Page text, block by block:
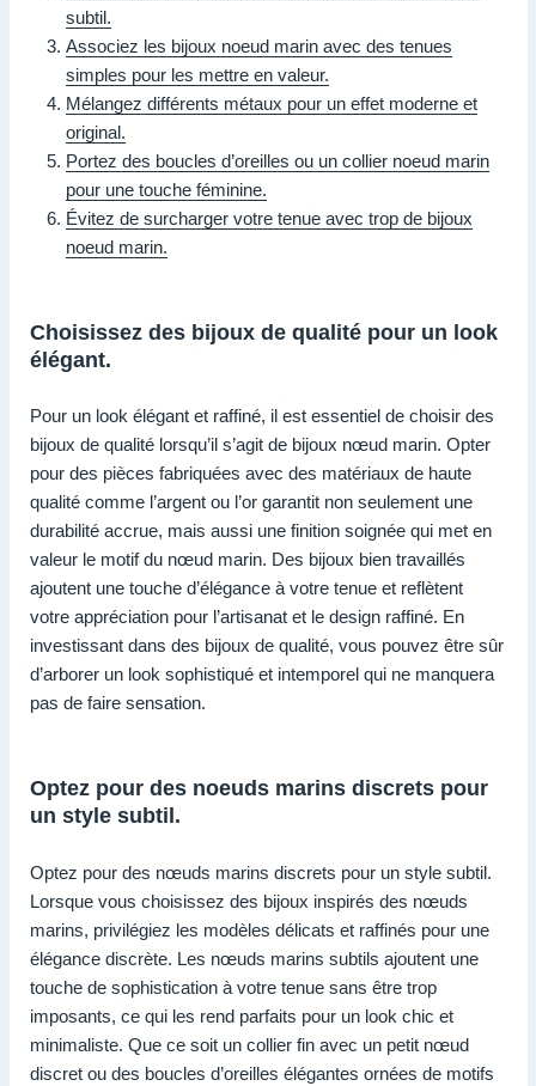
subtil.
Associez les bijoux noeud marin avec des tenues
simples pour les mettre en valeur.
Mélangez différents métaux pour un effet moderne et
original.
Portez des boucles d’oreilles ou un collier noeud marin
pour une touche féminine.
Évitez de surcharger votre tenue avec trop de bijoux
noeud marin.
Choisissez des bijoux de qualité pour un look
élégant.
Pour un look élégant et raffiné, il est essentiel de choisir des
bijoux de qualité lorsqu’il s’agit de bijoux nœud marin. Opter
pour des pièces fabriquées avec des matériaux de haute
qualité comme l’argent ou l’or garantit non seulement une
durabilité accrue, mais aussi une finition soignée qui met en
valeur le motif du nœud marin. Des bijoux bien travaillés
ajoutent une touche d’élégance à votre tenue et reflètent
votre appréciation pour l’artisanat et le design raffiné. En
investissant dans des bijoux de qualité, vous pouvez être sûr
d’arborer un look sophistiqué et intemporel qui ne manquera
pas de faire sensation.
Optez pour des noeuds marins discrets pour
un style subtil.
Optez pour des nœuds marins discrets pour un style subtil.
Lorsque vous choisissez des bijoux inspirés des nœuds
marins, privilégiez les modèles délicats et raffinés pour une
élégance discrète. Les nœuds marins subtils ajoutent une
touche de sophistication à votre tenue sans être trop
imposants, ce qui les rend parfaits pour un look chic et
minimaliste. Que ce soit un collier fin avec un petit nœud
discret ou des boucles d’oreilles élégantes ornées de motifs